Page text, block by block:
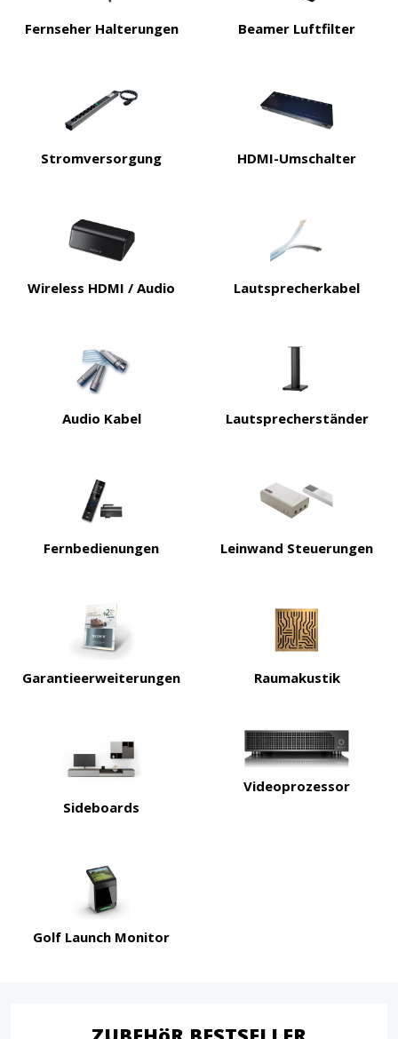
Fernseher Halterungen Beamer Luftfilter
Stromversorgung HDMI-Umschalter
Wireless HDMI / Audio Lautsprecherkabel
Audio Kabel Lautsprecherständer
Fernbedienungen Leinwand Steuerungen
Garantieerweiterungen Raumakustik
Sideboards
Videoprozessor
Golf Launch Monitor